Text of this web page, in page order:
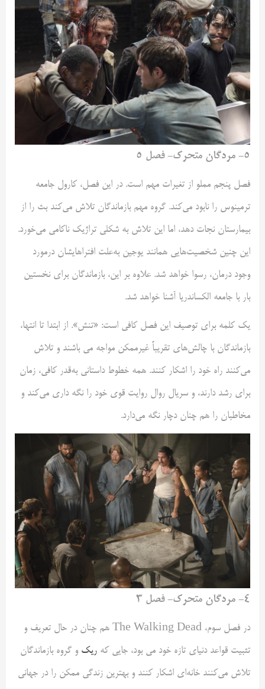
۵- مردگان متحرک- فصل ۵
فصل پنجم مملو از تغیرات مهم است. در این فصل، کارول جامعه
ترمینوس را نابود می‌کند. گروه مهم بازماندگان تلاش می‌کند بث را از
بیمارستان نجات دهد، اما این تلاش به شکلی تراژیک ناکامی می‌خورد.
این چنین شخصیت‌هایی همانند یوجین به‌علت افترا‌هایشان درمورد
وجود درمان، رسوا خواهد شد. علاوه بر این، بازماندگان برای نخستین
بار با جامعه الکساندریا آشنا خواهد شد.
یک کلمه برای توصیف این فصل کافی است: «تنش». از ابتدا تا انتها،
بازماندگان با چالش‌های تقریباً غیرممکن مواجه می باشند و تلاش
می‌کنند راه خود را اشکار کنند. همه خطوط داستانی به‌قدر کافی، زمان
برای رشد دارند، و سریال روال روایت قوی خود را نگه داری می‌کند و
مخاطبان را هم چنان دچار نگه می‌دارد.
۴- مردگان متحرک- فصل ۳
در فصل سوم، The Walking Dead هم چنان در حال تعریف و
تثبیت قواعد دنیای تازه خود می بود، جایی که ریک و گروه بازماندگان
تلاش می‌کنند خانه‌ای اشکار کنند و بهترین زندگی ممکن را در جهانی